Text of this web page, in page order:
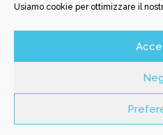
Usiamo cookie per ottimizzare il
©️ New Battery Service Srl |
Versato € 10.000,00 |
T9K4ZHO |Privacy Policy|